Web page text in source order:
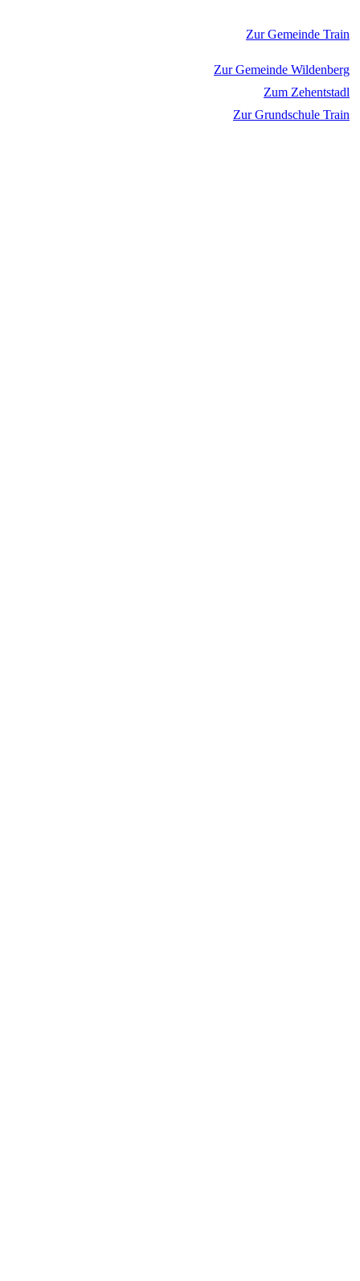
Zur Gemeinde Train
Zur Gemeinde Wildenberg
Zum Zehentstadl
Zur Grundschule Train